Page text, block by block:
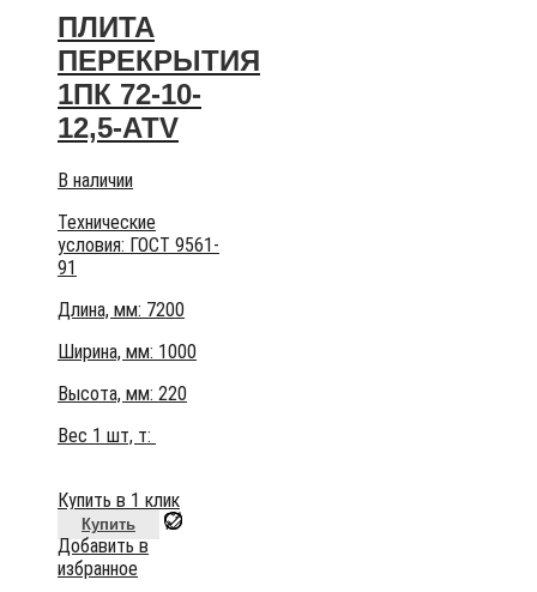
ПЛИТА
ПЕРЕКРЫТИЯ
1ПК 72-10-
12,5-АТV
В наличии
Технические
условия: ГОСТ 9561-
91
Длина, мм: 7200
Ширина, мм: 1000
Высота, мм: 220
Вес 1 шт, т:
Купить в 1 клик
Купить
Добавить в
избранное